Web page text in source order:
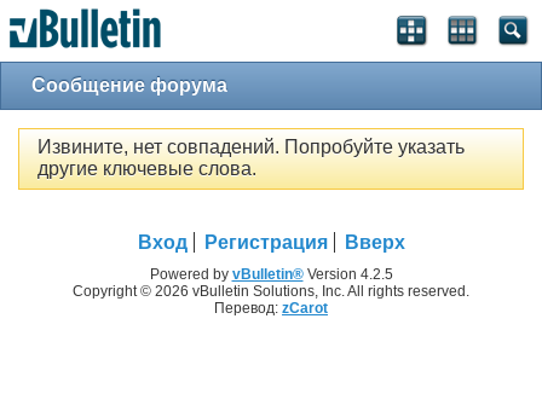
Сообщение форума
Извините, нет совпадений. Попробуйте указать
другие ключевые слова.
Вход Регистрация Вверх
Powered by vBulletin®Version 4.2.5
Copyright © 2026 vBulletin Solutions, Inc. All rights reserved.
Перевод: zCarot